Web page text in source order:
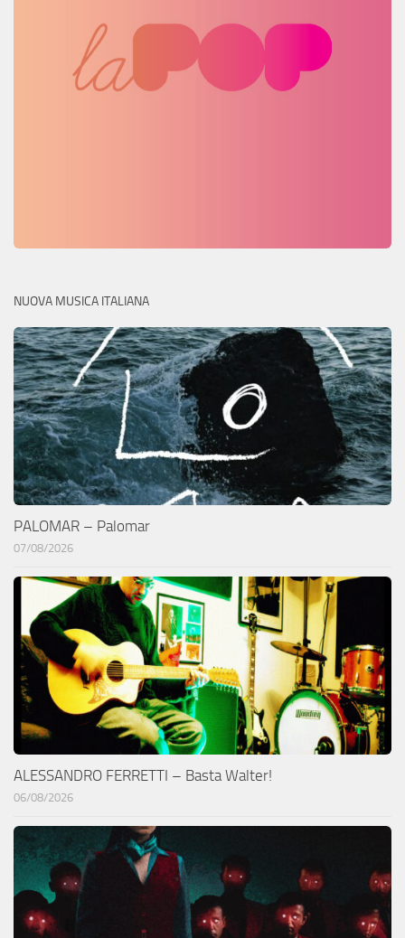
NUOVA MUSICA ITALIANA
PALOMAR – Palomar
07/08/2026
ALESSANDRO FERRETTI – Basta Walter!
06/08/2026